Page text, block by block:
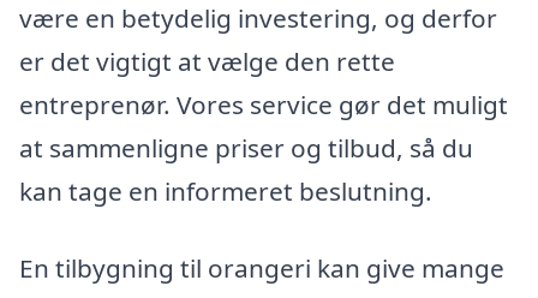
være en betydelig investering, og derfor
er det vigtigt at vælge den rette
entreprenør. Vores service gør det muligt
at sammenligne priser og tilbud, så du
kan tage en informeret beslutning.
En tilbygning til orangeri kan give mange